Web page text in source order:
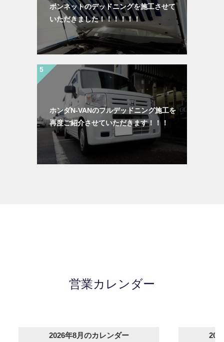
ボンネットのデッドニングを施工させて
いただきました！！！！！！
ホンダN-VANのフルデッドニング施工を
再度ご紹介させていただきます！！！
営業カレンダー
2026年8月のカレンダー